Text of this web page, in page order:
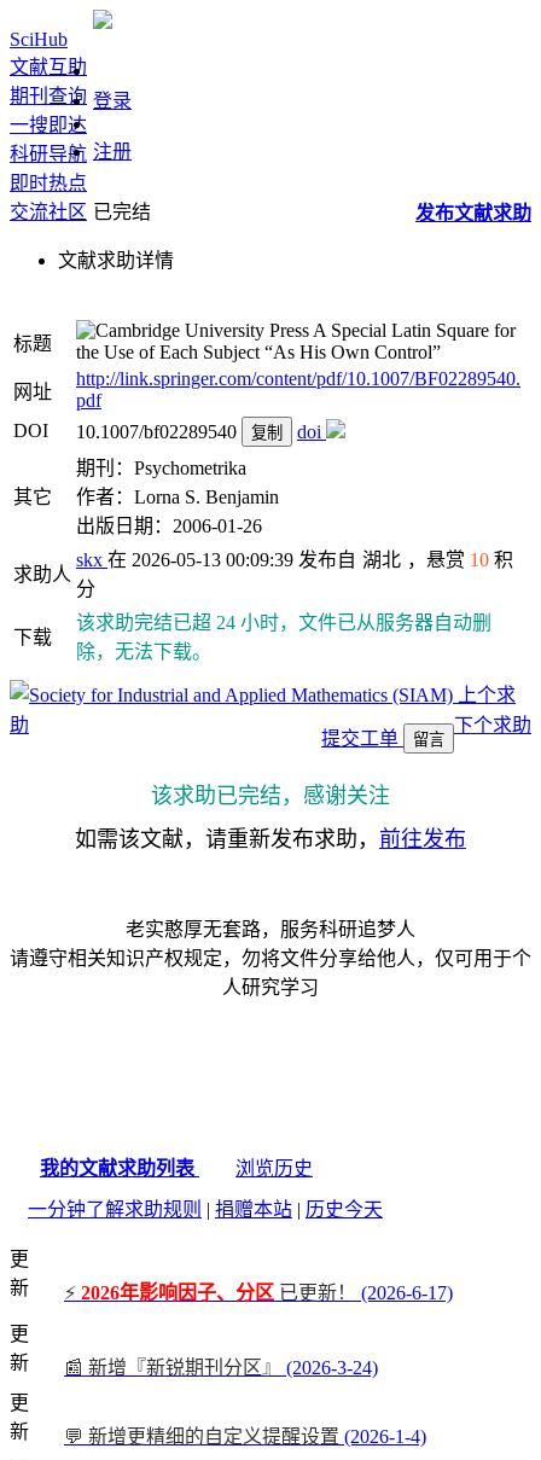
SciHub
文献互助
期刊查询
一搜即达
科研导航
即时热点
交流社区
登录
注册
发布文献求助
已完结
文献求助详情
标题
A Special Latin Square for
the Use of Each Subject “As His Own Control”
网址
http://link.springer.com/content/pdf/10.1007/BF02289540.
pdf
DOI
10.1007/bf02289540 复制 doi
其它
期刊：Psychometrika
作者：Lorna S. Benjamin
出版日期：2006-01-26
求助人
skx 在 2026-05-13 00:09:39 发布自 湖北 ，悬赏 10 积
分
下载
该求助完结已超 24 小时，文件已从服务器自动删
除，无法下载。
上个求
助
下个求助
提交工单 留言
该求助已完结，感谢关注
如需该文献，请重新发布求助， 前往发布
老实憨厚无套路，服务科研追梦人
请遵守相关知识产权规定，勿将文件分享给他人，仅可用于个
人研究学习
我的文献求助列表
浏览历史
一分钟了解求助规则 | 捐赠本站 | 历史今天
更
新
⚡ 2026年影响因子、分区 已更新！
(2026-6-17)
更
新
📰 新增『新锐期刊分区』
(2026-3-24)
更
新
💬 新增更精细的自定义提醒设置 (2026-1-4)